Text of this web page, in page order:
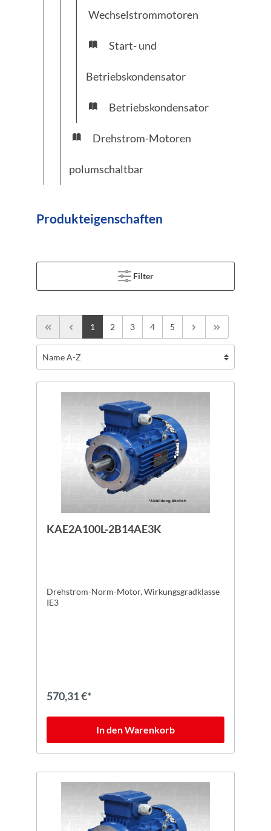
Wechselstrommotoren
Start- und
Betriebskondensator
Betriebskondensator
Drehstrom-Motoren
polumschaltbar
Produkteigenschaften
Filter
1 2 3 4 5
KAE2A100L-2B14AE3K
Drehstrom-Norm-Motor, Wirkungsgradklasse
IE3
570,31 €*
In den Warenkorb